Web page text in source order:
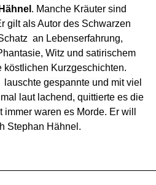
. Manche Kräuter sind
gilt alsAutor des Schwarzen
an Lebenserfahrung,
Witz und satirischem
köstlichen Kurzgeschichten.
lauschte gespannte und mit viel
laut lachend, quittierte es die
immer waren es Morde. Er will
Stephan Hähnel.